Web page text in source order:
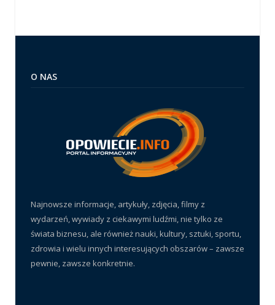
O NAS
Najnowsze informacje, artykuły, zdjęcia, filmy z
wydarzeń, wywiady z ciekawymi ludźmi, nie tylko ze
świata biznesu, ale również nauki, kultury, sztuki, sportu,
zdrowia i wielu innych interesujących obszarów – zawsze
pewnie, zawsze konkretnie.